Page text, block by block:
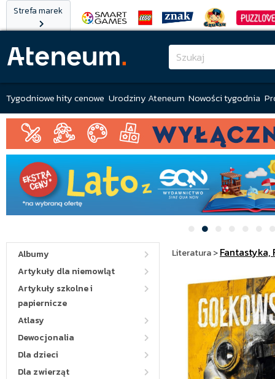
Strefa marek
Tygodniowe hity cenowe Urodziny Ateneum Nowości tygodnia
Albumy
Artykuły dla niemowląt
Artykuły szkolne i
papiernicze
Atlasy
Dewocjonalia
Dla dzieci
Dla zwierząt
Literatura>Fantastyka,